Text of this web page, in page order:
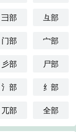
彐部 彑部
门部 宀部
彡部 尸部
氵部 纟部
兀部 全部